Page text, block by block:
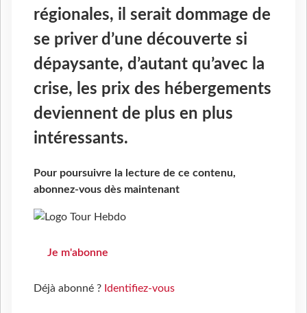
régionales, il serait dommage de
se priver d’une découverte si
dépaysante, d’autant qu’avec la
crise, les prix des hébergements
deviennent de plus en plus
intéressants.
Pour poursuivre la lecture de ce contenu,
abonnez-vous dès maintenant
Je m'abonne
Déjà abonné ? Identifiez-vous